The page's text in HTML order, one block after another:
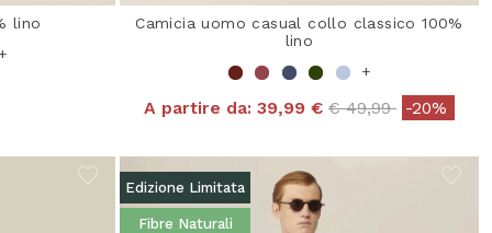
lino
+
Camicia uomo casual collo classico 100%
lino
+
A partire da: 39,99 € Price reduced from
€ 49,99to-20%
Edizione Limitata
Fibre Naturali